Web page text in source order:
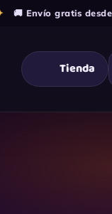
🚚 Envío gratis desde
Tienda